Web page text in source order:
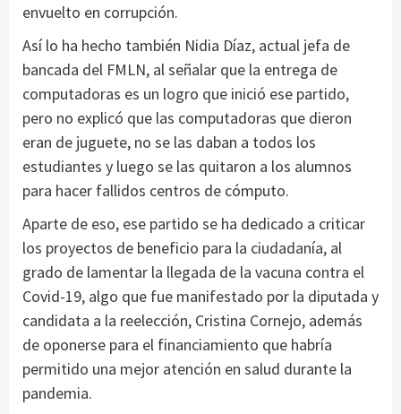
envuelto en corrupción.
Así lo ha hecho también Nidia Díaz, actual jefa de
bancada del FMLN, al señalar que la entrega de
computadoras es un logro que inició ese partido,
pero no explicó que las computadoras que dieron
eran de juguete, no se las daban a todos los
estudiantes y luego se las quitaron a los alumnos
para hacer fallidos centros de cómputo.
Aparte de eso, ese partido se ha dedicado a criticar
los proyectos de beneficio para la ciudadanía, al
grado de lamentar la llegada de la vacuna contra el
Covid-19, algo que fue manifestado por la diputada y
candidata a la reelección, Cristina Cornejo, además
de oponerse para el financiamiento que habría
permitido una mejor atención en salud durante la
pandemia.